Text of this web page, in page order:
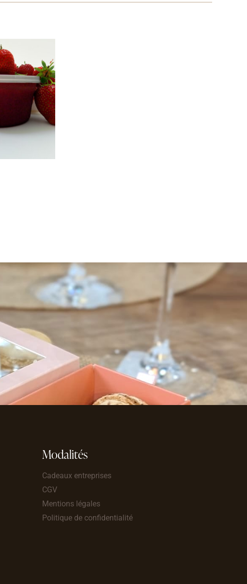
Modalités
Cadeaux entreprises
CGV
Mentions légales
Politique de confidentialité